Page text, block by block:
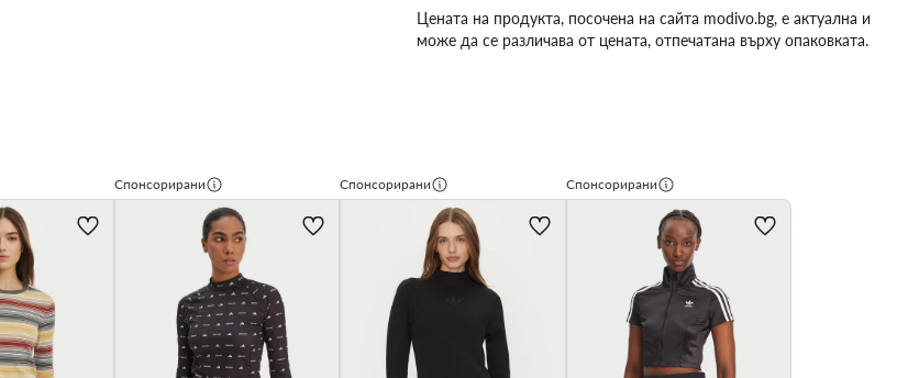
Цената на продукта, посочена на сайта modivo.bg, е актуална и
може да се различава от цената, отпечатана върху опаковката.
Спонсорирани Спонсорирани Спонсорирани